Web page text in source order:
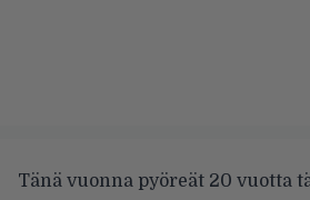
Tänä vuonna pyöreät 20 vuotta